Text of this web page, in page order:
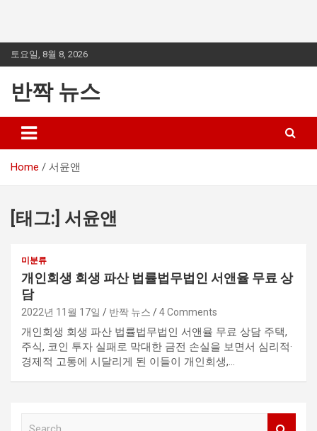
Skip
to
토요일, 8월 8, 2026
반짝 뉴스
Home 서윤앤
[태그:] 서윤앤
미분류
개인회생 회생 파산 법률법무법인 서앤율 무료 상
담
2022년 11월 17일 반짝 뉴스 4 Comments
개인회생 회생 파산 법률법무법인 서앤율 무료 상담 주택,
주식, 코인 투자 실패로 막대한 금전 손실을 보면서 심리적·
경제적 고통에 시달리게 된 이들이 개인회생,…